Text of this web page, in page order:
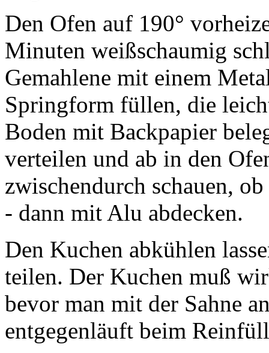
Den Ofen auf 190°
Minuten weißschaumig
Gemahlene mit einem
Springform füllen, die
Boden mit Backpapier
verteilen und ab in den
zwischendurch schauen,
- dann mit Alu abdecken.
Den Kuchen abkühlen
teilen. Der Kuchen muß
bevor man mit der Sahne
entgegenläuft beim